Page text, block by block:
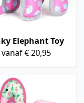
Elephant Toy
vanaf € 20,95